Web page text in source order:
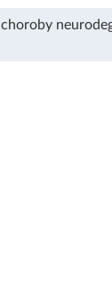
choroby